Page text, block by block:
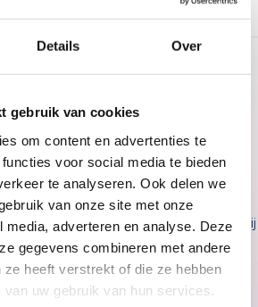
Details Over
gebruik van cookies
om content en advertenties te
voor social media te bieden
te analyseren. Ook delen we
van onze site met onze
media, adverteren en analyse. Deze
gegevens combineren met andere
ze heeft verstrekt of die ze hebben
uw gebruik van hun services.
met Feel
Voorbeelden
1000 dagen
/ zorgdoelen
Vul dan hieronder het formulier in.
formulier op een laptop/desktop in te
telefoon.
en vraagt om veel gegevens. Er is
mogelijkheid om op te slaan!
aanvraag binnenkomt, beoordelen wij
(afhankelijk van de urgentie)
gefinancierd door gemeenten. Het
en indicatiestelling voor de